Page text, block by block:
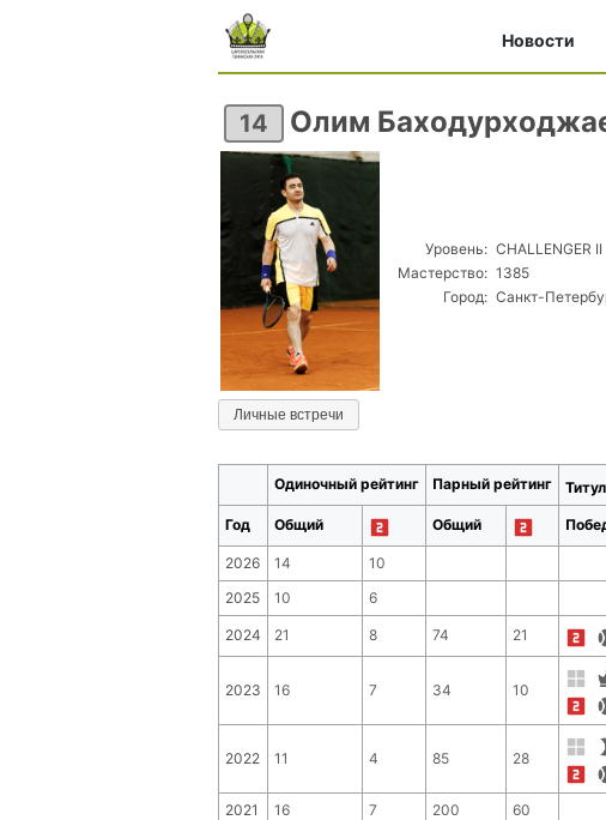
Новости
14 Олим
Уровень: CHALLENGER II
Мастерство: 1385
Город: Санкт-
Личные встречи
Одиночный рейтинг Парный рейтинг
Год Общий Общий
2026 14 10
2025
10 6
2024 21 8 74 21
2023 16 7 34 10
2022 11 4 85 28
2021 16 7 200 60